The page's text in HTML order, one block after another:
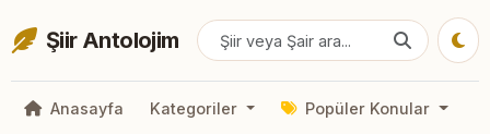
Şiir Antolojim
Anasayfa Kategoriler Popüler Konular